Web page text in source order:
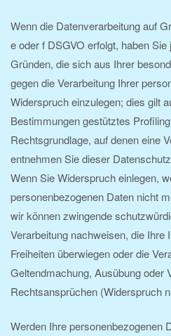
Wenn die Datenverarbeitung auf
e oder f DSGVO erfolgt, haben
Gründen, die sich aus Ihrer
gegen die Verarbeitung Ihrer
Widerspruch einzulegen; dies gilt
Bestimmungen gestütztes
Rechtsgrundlage, auf denen eine
entnehmen Sie dieser
Wenn Sie Widerspruch einlegen,
personenbezogenen Daten nicht
wir können zwingende
Verarbeitung nachweisen, die Ihre
Freiheiten überwiegen oder die
Geltendmachung, Ausübung oder
Rechtsansprüchen (Widerspruch
Werden Ihre personenbezogenen